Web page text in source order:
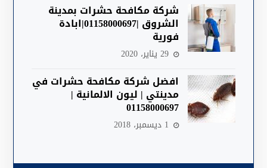
شركة مكافحة حشرات بمدينة
الشروق |01158000697|ابادة
فورية
29 يناير، 2020
افضل شركة مكافحة حشرات في
مدينتي | ليون الالمانية |
01158000697
1 ديسمبر، 2018